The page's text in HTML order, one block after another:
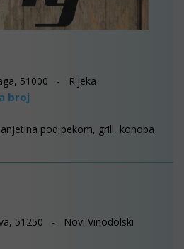
51000 - Rijeka
broj
pod pekom, grill, konoba
51250 - Novi Vinodolski